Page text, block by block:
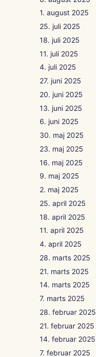
1. august 2025
25. juli 2025
18. juli 2025
11. juli 2025
4. juli 2025
27. juni 2025
20. juni 2025
13. juni 2025
6. juni 2025
30. maj 2025
23. maj 2025
16. maj 2025
9. maj 2025
2. maj 2025
25. april 2025
18. april 2025
11. april 2025
4. april 2025
28. marts 2025
21. marts 2025
14. marts 2025
7. marts 2025
28. februar 2025
21. februar 2025
14. februar 2025
7. februar 2025